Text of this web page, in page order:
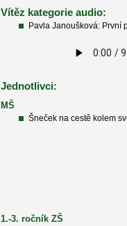
Vítěz kategorie audio:
Pavla Janoušková: První
Jednotlivci:
MŠ
Šneček na cestě kolem
1.-3. ročník ZŠ